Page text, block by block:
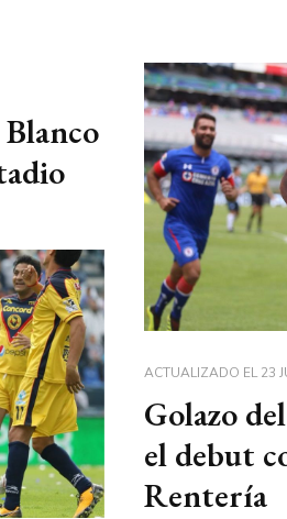
ACTUALIZADO EL23
Golazo
el debut
Rentería